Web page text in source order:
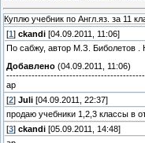
Куплю учебник по Англ.яз. за 11
[1 ] ckandi [04.09.2011, 11:06]
По сабжу, автор М.З. Биболетов .
Добавлено (04.09.2011, 11:06)
ap
[2] Juli [04.09.2011, 22:37]
продаю учебники 1,2,3 классы в
[3] ckandi [05.09.2011, 14:48]